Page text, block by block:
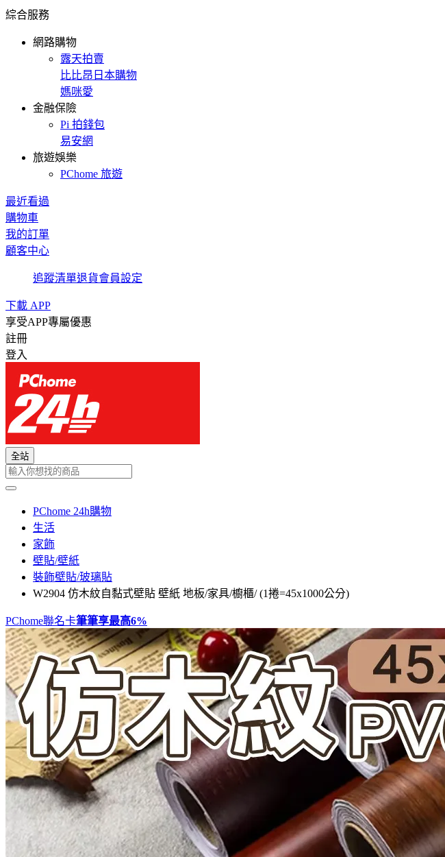
綜合服務
網路購物
露天拍賣
比比昂日本購物
媽咪愛
金融保險
Pi 拍錢包
易安網
旅遊娛樂
PChome 旅遊
最近看過
購物車
我的訂單
顧客中心
追蹤清單退貨會員設定
下載 APP
享受APP專屬優惠
註冊
登入
全站
PChome 24h購物
生活
家飾
壁貼/壁紙
裝飾壁貼/玻璃貼
W2904 仿木紋自黏式壁貼 壁紙 地板/家具/櫥櫃/ (1捲=45x1000公分)
PChome聯名卡筆筆享最高6%